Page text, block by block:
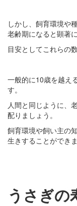
しかし、飼育環境や
老齢期になると顕著
目安としてこれらの
一般的に10歳を越え
す。
人間と同じように、
配りましょう。
飼育環境や飼い主の
生きすることができま
うさぎの